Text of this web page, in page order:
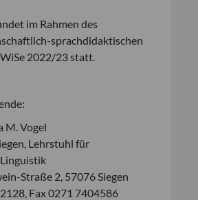
im Rahmen des
sprachdidaktischen
2022/23 statt.
M. Vogel
Lehrstuhl für
Straße 2, 57076 Siegen
Fax 0271 7404586